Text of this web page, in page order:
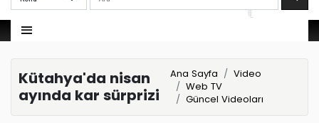
Kütahya'da nisan
ayında kar sürprizi
Ana Sayfa
Video
Web TV
Güncel Videoları